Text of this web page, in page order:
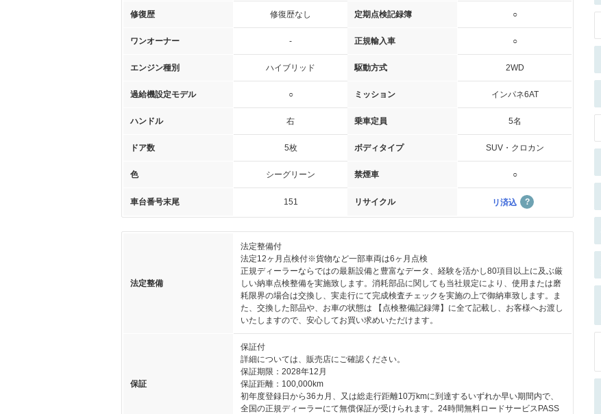
修復歴 修復歴なし 定期点検記録簿 ○
ワンオーナー - 正規輸入車 ○
エンジン種別 ハイブリッド 駆動方式 2WD
過給機設定モデル ○ ミッション インパネ6AT
ハンドル 右 乗車定員 5名
ドア数 5枚 ボディタイプ SUV・クロカン
色 シーグリーン 禁煙車 ○
車台番号末尾 151 リサイクル リ済込
法定整備
法定整備付
法定12ヶ月点検付※貨物など一部車両は6ヶ月点検
正規ディーラーならではの最新設備と豊富なデータ、経験を活かし80項目以上に及ぶ厳
しい納車点検整備を実施致します。消耗部品に関しても当社規定により、使用または磨
耗限界の場合は交換し、実走行にて完成検査チェックを実施の上で御納車致します。ま
た、交換した部品や、お車の状態は 【点検整備記録簿】に全て記載し、お客様へお渡し
いたしますので、安心してお買い求めいただけます。
保証
保証付
詳細については、販売店にご確認ください。
保証期限：2028年12月
保証距離：100,000km
初年度登録日から36カ月、又は総走行距離10万kmに到達するいずれか早い期間内で、
全国の正規ディーラーにて無償保証が受けられます。24時間無料ロードサービスPASS